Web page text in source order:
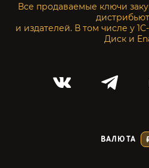
Все продаваемые ключи
и издателей. В том числе у
Диск и
ВАЛЮТА